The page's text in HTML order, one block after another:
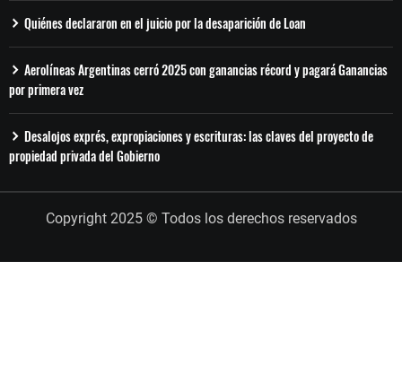
Quiénes declararon en el juicio por la desaparición de Loan
Aerolíneas Argentinas cerró 2025 con ganancias récord y pagará Ganancias
por primera vez
Desalojos exprés, expropiaciones y escrituras: las claves del proyecto de
propiedad privada del Gobierno
Copyright 2025 © Todos los derechos reservados